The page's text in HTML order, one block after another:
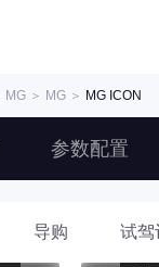
MG ＞ MG ＞ MG ICON
参数配置
导购 试驾